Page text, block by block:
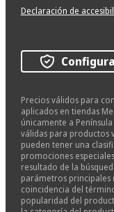
Declaración de
Precios válidos para
aplicados en tiendas
únicamente a
válidas para productos
pueden tener una
promociones
resultado de la
parámetros principales
coincidencia del
popularidad del